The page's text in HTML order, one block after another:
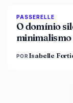
PASSERELLE
O domínio
POR Isabelle